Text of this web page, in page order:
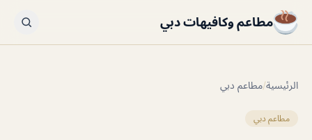
مطاعم وكافيهات دبي
الرئيسية/مطاعم دبي
مطاعم دبي